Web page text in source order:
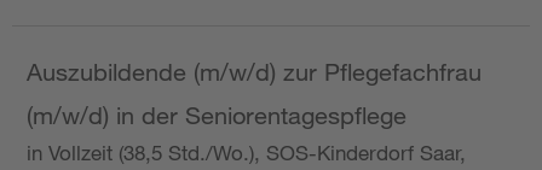
Auszubildende (m/w/d) zur Pflegefachfrau
(m/w/d) in der Seniorentagespflege
in Vollzeit (38,5 Std./Wo.), SOS-Kinderdorf Saar,